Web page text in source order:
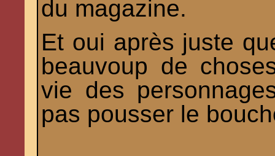
du magazine.
Et oui après juste
beauvoup de
vie des
pas pousser le